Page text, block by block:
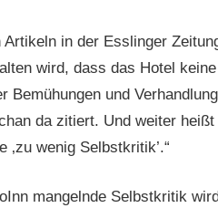
in der Esslinger
wird, dass das Hotel
Bemühungen und
da zitiert. Und weiter
wenig Selbstkritik’.“
mangelnde Selbstkritik